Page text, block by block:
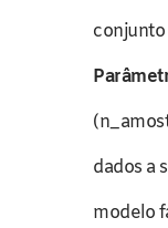
conjunto
dados a
modelo